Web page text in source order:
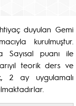
duyulan Gemi
kurulmuştur.
Sayısal puanı ile
teorik ders ve
2 ay uygulamalı